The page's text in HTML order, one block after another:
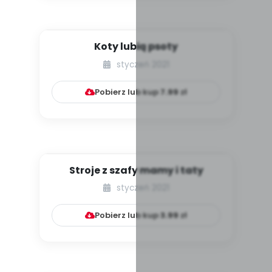
Koty lubią psoty
styczeń 2021
Pobierz lub kup 7.99zł
Stroje z szafy mamy i taty
styczeń 2021
Pobierz lub kup3.99zł